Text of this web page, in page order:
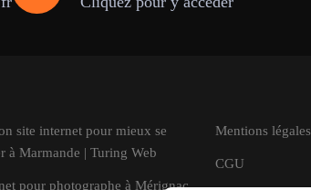
site internet pour mieux se
à Marmande | Turing Web
pour photographe à Mérignac
Mentions légales
CGU